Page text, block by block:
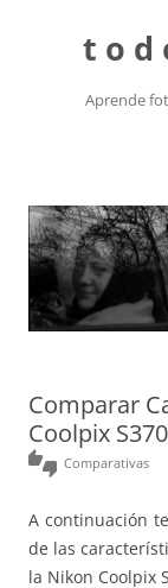
t o d
Aprende
Comparar
Coolpix
thumbs_up_down Comparativas
A continuación
de las
la Nikon Coolpix